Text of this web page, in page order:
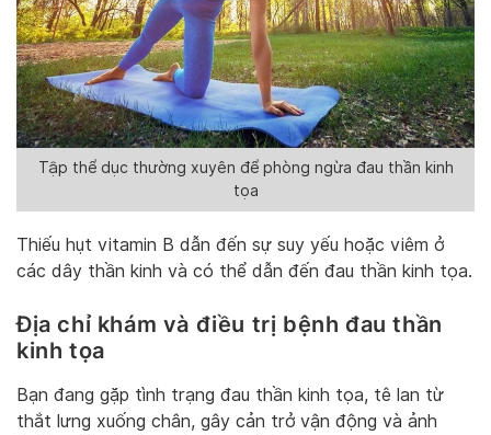
Tập thể dục thường xuyên để phòng ngừa đau thần kinh
tọa
Thiếu hụt vitamin B dẫn đến sự suy yếu hoặc viêm ở
các dây thần kinh và có thể dẫn đến đau thần kinh tọa.
Địa chỉ khám và điều trị bệnh đau thần
kinh tọa
Bạn đang gặp tình trạng đau thần kinh tọa, tê lan từ
thắt lưng xuống chân, gây cản trở vận động và ảnh